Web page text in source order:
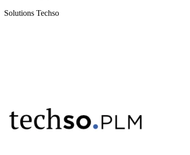
Solutions Techso